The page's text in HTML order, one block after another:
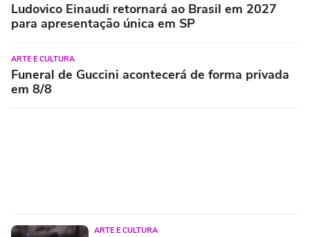
Ludovico Einaudi retornará ao Brasil em 2027
para apresentação única em SP
ARTE E CULTURA
Funeral de Guccini acontecerá de forma privada
em 8/8
ARTE E CULTURA